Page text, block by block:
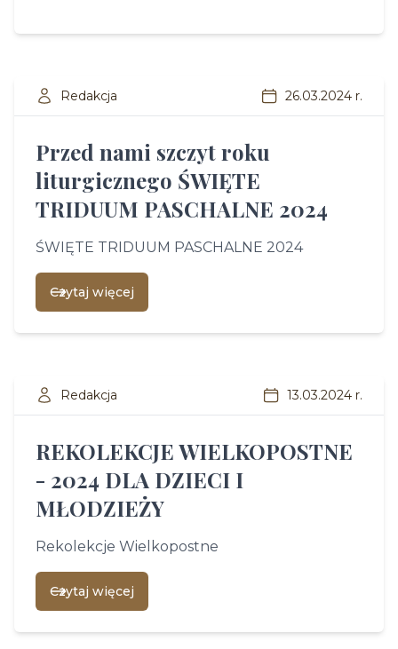
Redakcja 26.03.2024 r.
Przed nami szczyt roku
liturgicznego ŚWIĘTE
TRIDUUM PASCHALNE 2024
ŚWIĘTE TRIDUUM PASCHALNE 2024
Czytaj więcej
Redakcja 13.03.2024 r.
REKOLEKCJE WIELKOPOSTNE
- 2024 DLA DZIECI I
MŁODZIEŻY
Rekolekcje Wielkopostne
Czytaj więcej